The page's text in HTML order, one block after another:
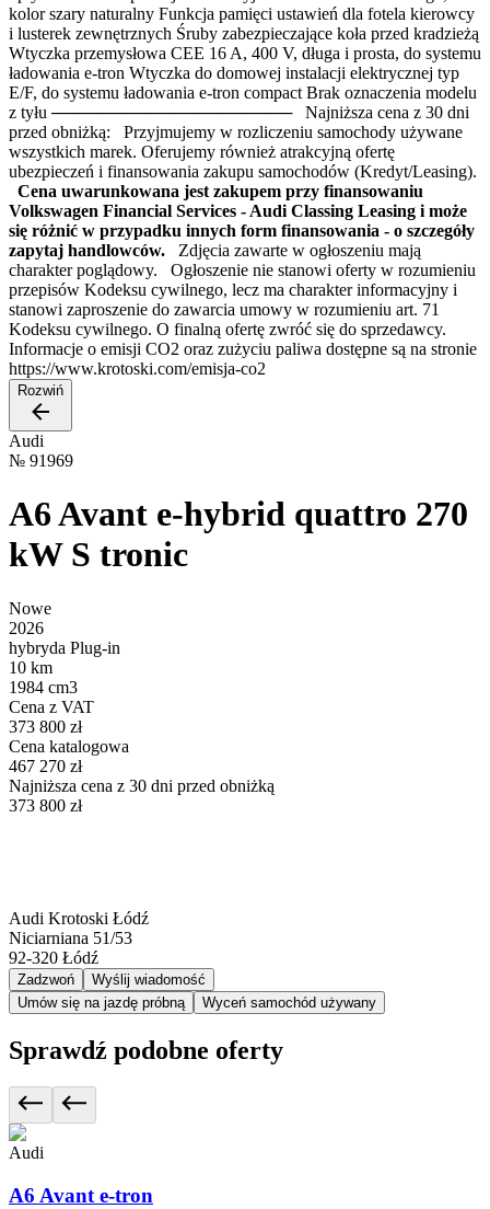
kolor szary naturalny Funkcja pamięci ustawień dla fotela kierowcy
i lusterek zewnętrznych Śruby zabezpieczające koła przed kradzieżą
Wtyczka przemysłowa CEE 16 A, 400 V, długa i prosta, do systemu
ładowania e-tron Wtyczka do domowej instalacji elektrycznej typ
E/F, do systemu ładowania e-tron compact Brak oznaczenia modelu
z tyłu ──────────────────── Najniższa cena z 30 dni
przed obniżką: Przyjmujemy w rozliczeniu samochody używane
wszystkich marek. Oferujemy również atrakcyjną ofertę
ubezpieczeń i finansowania zakupu samochodów (Kredyt/Leasing).
Cena uwarunkowana jest zakupem przy finansowaniu
Volkswagen Financial Services - Audi Classing Leasing i może
się różnić w przypadku innych form finansowania - o szczegóły
zapytaj handlowców. Zdjęcia zawarte w ogłoszeniu mają
charakter poglądowy. Ogłoszenie nie stanowi oferty w rozumieniu
przepisów Kodeksu cywilnego, lecz ma charakter informacyjny i
stanowi zaproszenie do zawarcia umowy w rozumieniu art. 71
Kodeksu cywilnego. O finalną ofertę zwróć się do sprzedawcy.
Informacje o emisji CO2 oraz zużyciu paliwa dostępne są na stronie
https://www.krotoski.com/emisja-co2
Rozwiń
Audi
№ 91969
A6 Avant e-hybrid quattro 270
kW S tronic
Nowe
2026
hybryda Plug-in
10 km
1984 cm3
Cena z VAT
373 800 zł
Cena katalogowa
467 270 zł
Najniższa cena z 30 dni przed obniżką
373 800 zł
Audi Krotoski Łódź
Niciarniana 51/53
92-320 Łódź
Zadzwoń
Wyślij wiadomość
Umów się na jazdę próbną
Wyceń samochód używany
Sprawdź podobne oferty
Audi
A6 Avant e-tron